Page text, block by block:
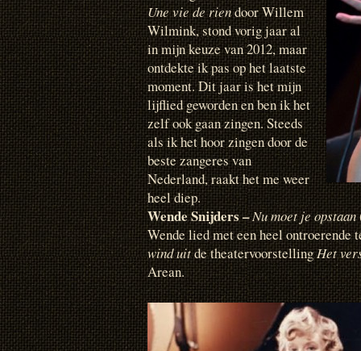
Une vie de riendoor Willem
Wilmink, stond vorig jaar al
in mijn keuze van 2012, maar
ontdekte ik pas op het laatste
moment. Dit jaar is het mijn
lijflied geworden en ben ik het
zelf ook gaan zingen. Steeds
als ik het hoor zingen door de
beste zangeres van
Nederland, raakt het me weer
heel diep.
Wende Snijders –Nu moet je opstaan
Wende lied met een heel ontroerende
wind uitde theatervoorstellingHet
Arean.